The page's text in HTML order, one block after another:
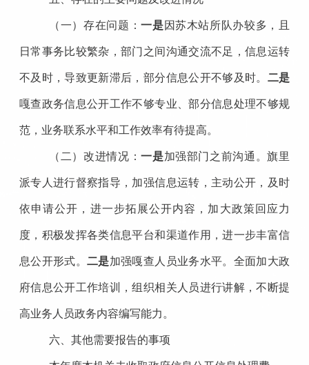
（一）存在问题：一是因苏木站所队办较多，且
日常事务比较繁杂，部门之间沟通交流不足，信息运转
不及时，导致更新滞后，部分信息公开不够及时。 二是
嘎查政务信息公开工作不够专业、部分信息处理不够规
范，业务联系水平和工作效率有待提高。
（二）改进情况：一是加强部门之前沟通。旗里
派专人进行督察指导， 加强信息运转，主动公开，及时
依申请公开，进一步拓展公开内容，加大政策回应力
度，积极发挥各类信息平台和渠道作用，进一步丰富信
息公开形式。二是加强嘎查人员业务水平。 全面加大政
府信息公开工作培训，组织相关人员进行讲解，不断提
高业务人员政务内容编写能力。
六、其他需要报告的事项